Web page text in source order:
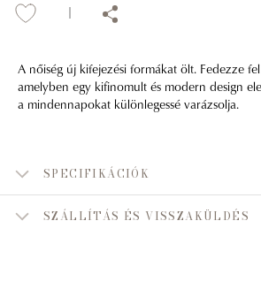
A nőiség új kifejezési formákat ölt. Fedezze
amelyben egy kifinomult és modern design
a mindennapokat különlegessé varázsolja.
SPECIFIKÁCIÓK
SZÁLLÍTÁS ÉS VISSZAKÜLDÉS